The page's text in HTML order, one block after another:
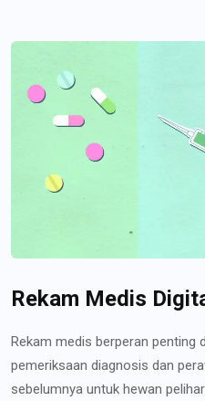
Rekam Medis
Rekam medis berperan penting
pemeriksaan diagnosis dan
sebelumnya untuk hewan